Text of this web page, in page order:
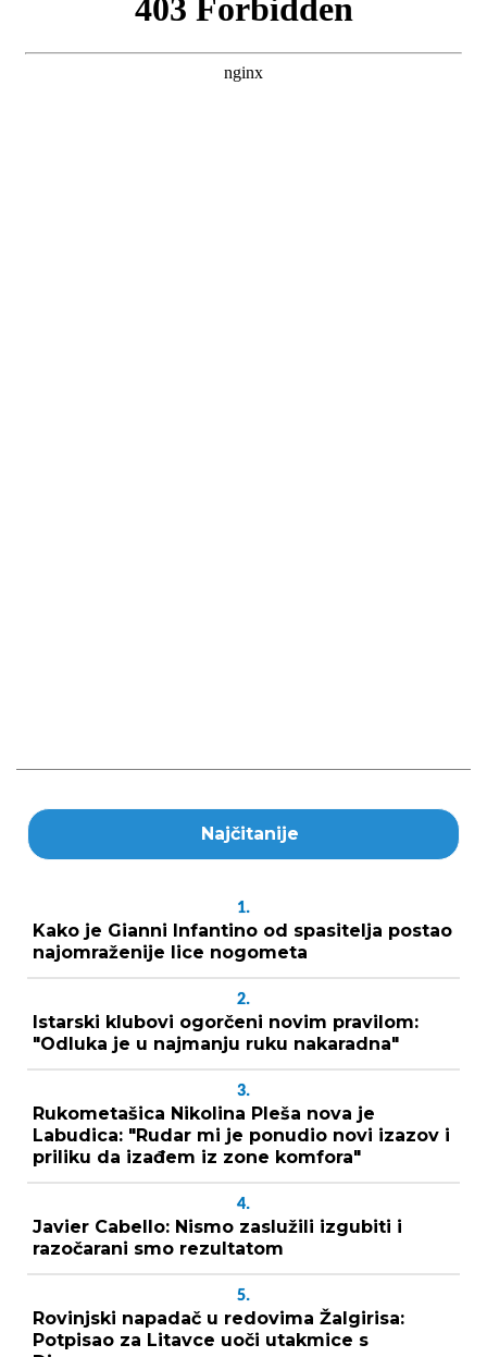
Najčitanije
1.
Kako je Gianni Infantino od spasitelja postao
najomraženije lice nogometa
2.
Istarski klubovi ogorčeni novim pravilom:
"Odluka je u najmanju ruku nakaradna"
3.
Rukometašica Nikolina Pleša nova je
Labudica: "Rudar mi je ponudio novi izazov i
priliku da izađem iz zone komfora"
4.
Javier Cabello: Nismo zaslužili izgubiti i
razočarani smo rezultatom
5.
Rovinjski napadač u redovima Žalgirisa:
Potpisao za Litavce uoči utakmice s